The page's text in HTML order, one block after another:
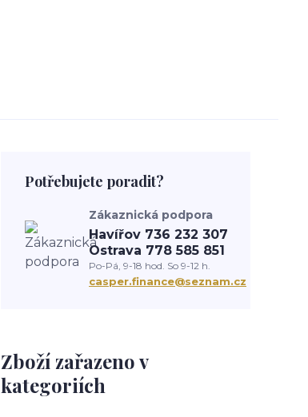
Zboží zařazeno v
kategoriích
Potřebujete poradit?
Zákaznická podpora
Havířov 736 232 307
Ostrava 778 585 851
Po-Pá, 9-18 hod. So 9-12 h.
casper.finance@seznam.cz